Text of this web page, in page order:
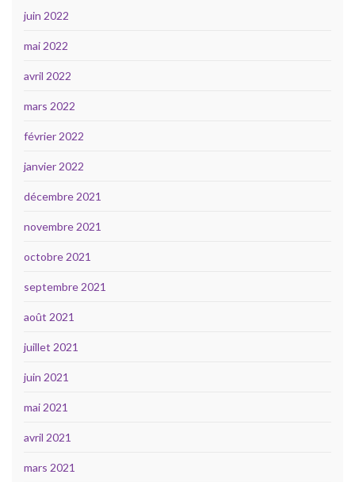
juin 2022
mai 2022
avril 2022
mars 2022
février 2022
janvier 2022
décembre 2021
novembre 2021
octobre 2021
septembre 2021
août 2021
juillet 2021
juin 2021
mai 2021
avril 2021
mars 2021